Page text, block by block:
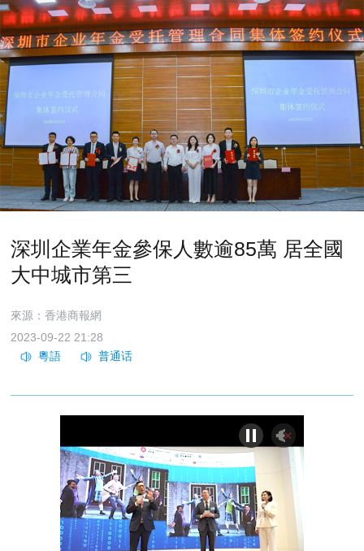
深圳企業年金參保人數逾85萬 居全國
大中城市第三
來源：香港商報網
2023-09-22 21:28